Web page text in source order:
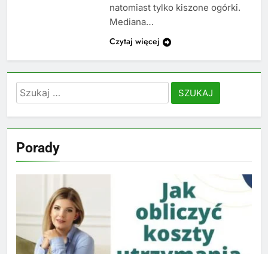
natomiast tylko kiszone ogórki.
Mediana…
Czytaj więcej
Szukaj:
Porady